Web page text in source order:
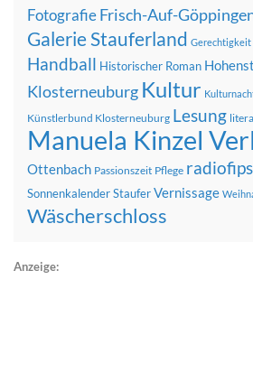
FotografieFrisch-Auf-
Galerie Stauferland Gerechtigkeit
Handball Historischer Roman
Klosterneuburg Kultur
Künstlerbund Klosterneuburg Lesung
Manuela Kinzel
Ottenbach Passionszeit Pflege radiofips
SonnenkalenderStauferVernissage
Wäscherschloss
Anzeige: